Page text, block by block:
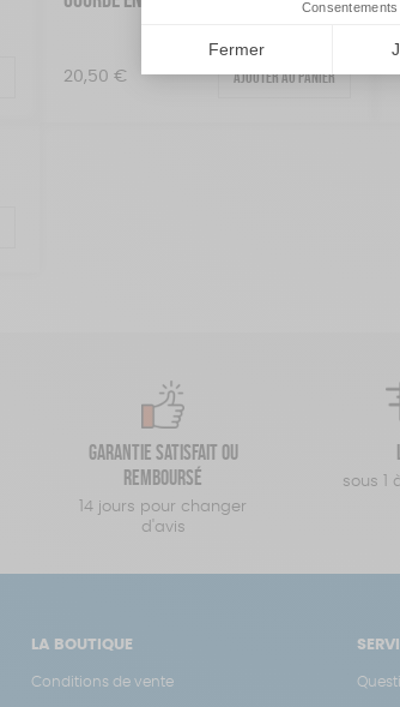
20,50 € Ajouter au panier
Garantie satisfait ou
remboursé
14 jours pour changer
d'avis
sous 1
LA BOUTIQUE
Conditions de vente